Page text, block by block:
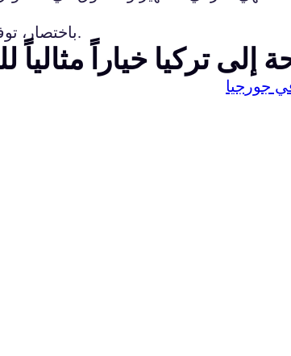
باختصار، توفر تركيا للسياح تجارب سياحية لا تُنسى مع مزيج رائع من الثقافة والتاريخ والطبيعة.
تركيا خياراً مثالياً
جورجيا